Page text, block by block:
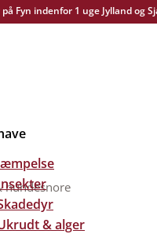
Fyn indenfor 1 uge Jylland og
& alger
hundesnore